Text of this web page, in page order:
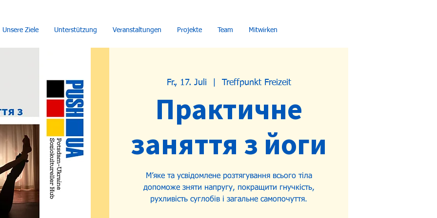
Unsere Ziele Unterstützung Veranstaltungen Projekte Team Mitwirken
Fr., 17. Juli Treffpunkt Freizeit
Практичне
заняття з йоги
М’яке та усвідомлене розтягування всього тіла
допоможе зняти напругу, покращити гнучкість,
рухливість суглобів і загальне самопочуття.